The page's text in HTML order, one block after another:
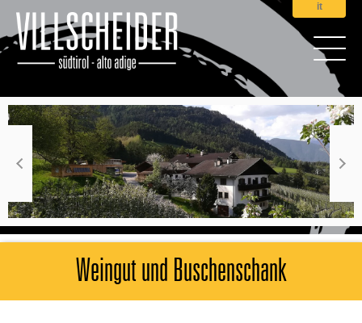
it
Weingut und Buschenschank